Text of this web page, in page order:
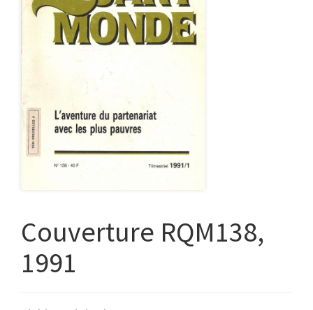
Couverture RQM138,
1991